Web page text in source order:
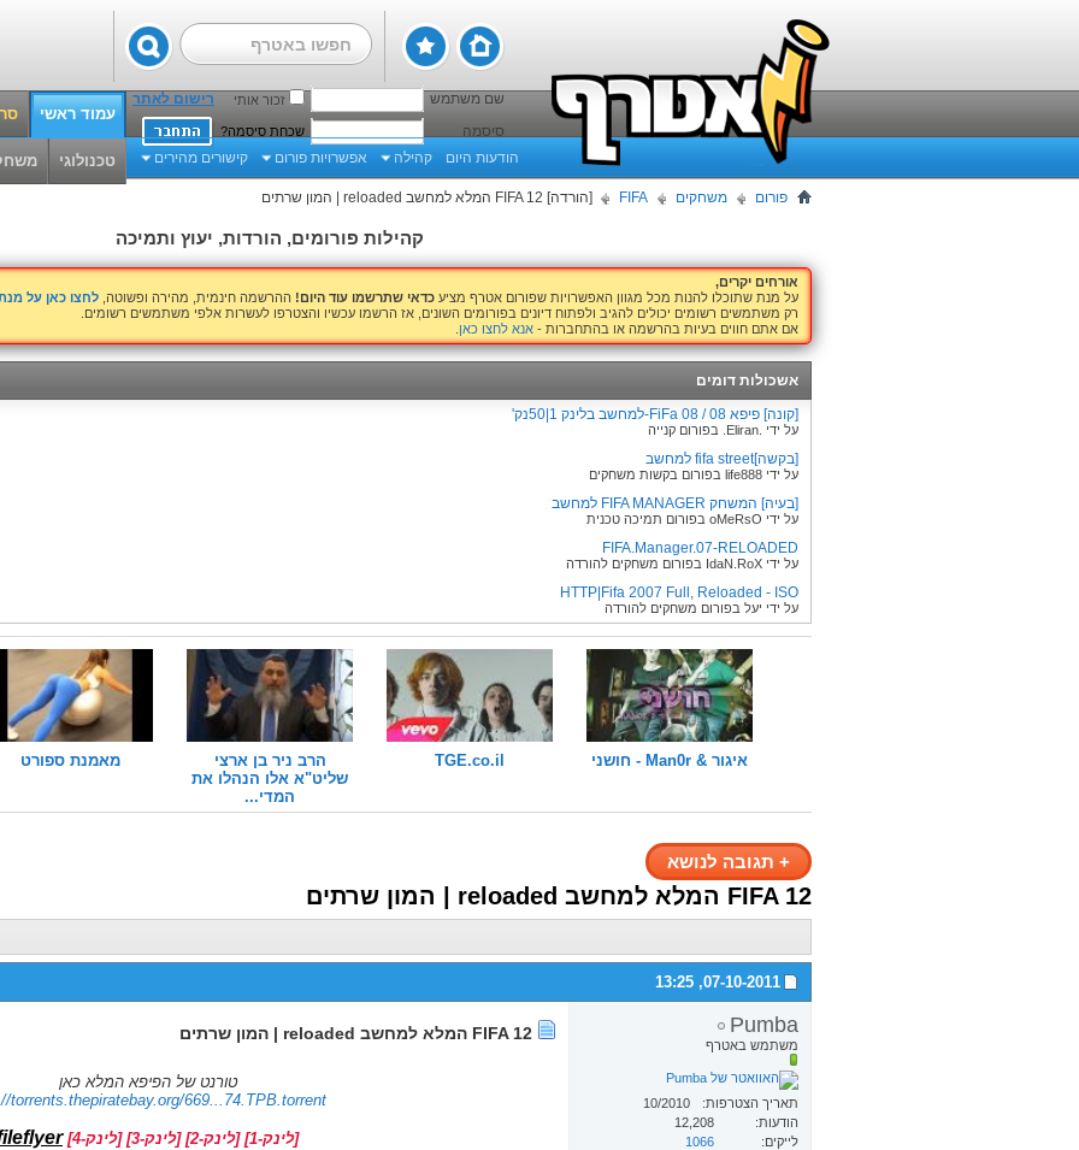
שם משתמש זכור אותי
רישום לאתר
סיסמה
שכחת סיסמה?
עמוד ראשי
הודעות היום קהילה אפשרויות פורום קישורים מהירים טכנולוגי
פורום משחקים FIFA [הורדה] FIFA 12 המלא למחשב reloaded | המון שרתים
קהילות פורומים, הורדות, יעוץ ותמיכה
אורחים יקרים,
על מנת שתוכלו להנות מכל מגוון האפשרויות שפורום אטרף מציע כדאי שתרשמו עוד היום! ההרשמה חינמית, מהירה ופשוטה, לחצו כאן על
רק משתמשים רשומים יכולים להגיב ולפתוח דיונים בפורומים השונים, אז הרשמו עכשיו והצטרפו לעשרות אלפי משתמשים רשומים.
אם אתם חווים בעיות בהרשמה או בהתחברות - אנא לחצו כאן
אשכולות דומים
[קונה] פיפא 08 / FiFa 08-למחשב בלינק 1|50נק'
על ידי .Eliran. בפורום קנייה
[בקשה]fifa street למחשב
על ידי life888 בפורום בקשות משחקים
[בעיה] המשחק FIFA MANAGER למחשב
על ידי oMeRsO בפורום תמיכה טכנית
FIFA.Manager.07-RELOADED
על ידי IdaN.RoX בפורום משחקים להורדה
HTTP|Fifa 2007 Full, Reloaded - ISO
על ידי יעל בפורום משחקים להורדה
איגור & Man0r - חושני TGE.co.il
הרב ניר בן ארצי
שליט"א אלו הנהלו את
המדי...
מאמנת ספורט
+ תגובה לנושא
FIFA 12 המלא למחשב reloaded | המון שרתים
07-10-2011,
13:25
Pumba
משתמש באטרף
תאריך הצטרפות
10/2010
הודעות
12,208
לייקים
1066
טורנט של הפיפא המלא כאן
torrents.thepiratebay.org/669...74.TPB.torrent
[לינק-1] [לינק-2] [לינק-3] [לינק-4]